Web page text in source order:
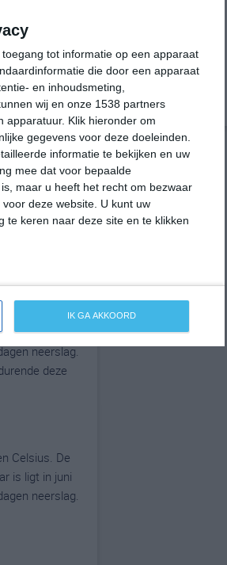
tot informatie op een apparaat
die door een apparaat
en inhoudsmeting,
wij en onze 1538 partners
apparatuur. Klik hieronder om
gegevens voor deze doeleinden.
informatie te bekijken en uw
mee dat voor bepaalde
maar u heeft het recht om bezwaar
deze website. U kunt uw
te keren naar deze site en te klikken
IK GA AKKOORD
Celsius.
is ligt in
13 dagen
Celsius. De
is ligt in april
neerslag.
deze
Celsius. De
is ligt in mei
neerslag.
deze
Celsius. De
is ligt in juni
neerslag.